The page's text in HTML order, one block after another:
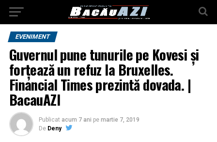
EVENIMENT
Guvernul pune tunurile pe Kovesi și
forțează un refuz la Bruxelles.
Financial Times prezintă dovada. |
BacauAZI
Publicat acum 7 ani pe martie 7, 2019
De Deny